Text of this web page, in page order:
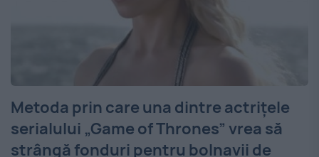
Metoda prin care una dintre actrițele
serialului „Game of Thrones” vrea să
strângă fonduri pentru bolnavii de